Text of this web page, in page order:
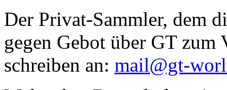
Der Privat-Sammler, dem
gegen Gebot über GT zum
schreiben an: mail@gt-